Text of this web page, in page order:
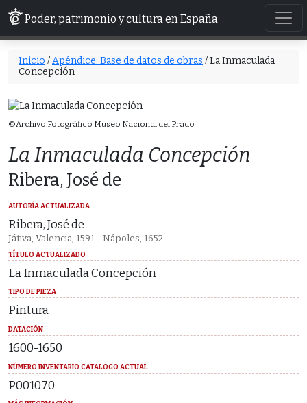
Poder, patrimonio y cultura en España
Inicio /Apéndice: Base de datos de obras / La Inmaculada
Concepción
La Inmaculada Concepción
Ribera, José de
AUTORÍA ACTUALIZADA
Ribera, José de
Játiva, Valencia, 1591 - Nápoles, 1652
TÍTULO ACTUALIZADO
La Inmaculada Concepción
TIPO DE PIEZA
Pintura
DATACIÓN
1600-1650
NÚMERO INVENTARIO CATALOGO ACTUAL
P001070
©Archivo Fotográfico Museo Nacional del Prado